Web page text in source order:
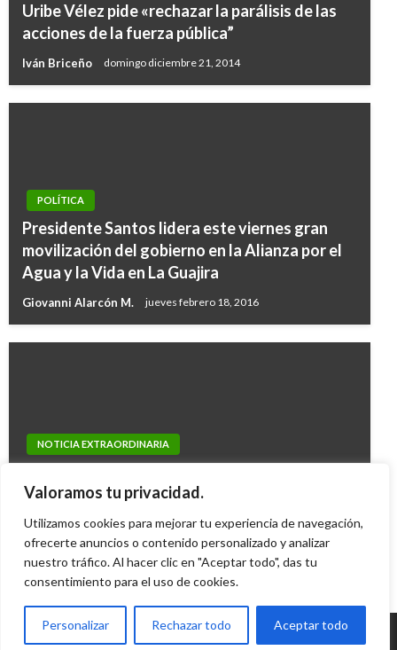
Valoramos tu privacidad.
Utilizamos cookies para mejorar tu experiencia de navegación,
ofrecerte anuncios o contenido personalizado y analizar
nuestro tráfico. Al hacer clic en "Aceptar todo", das tu
consentimiento para el uso de cookies.
Personalizar Rechazar todo Aceptar todo
Uribe Vélez pide «rechazar la parálisis de las
acciones de la fuerza pública”
Iván Briceño domingo diciembre 21, 2014
POLÍTICA
Presidente Santos lidera este viernes gran
movilización del gobierno en la Alianza por el
Agua y la Vida en La Guajira
Giovanni Alarcón M. jueves febrero 18, 2016
NOTICIA EXTRAORDINARIA
con países de Asia Pacífico
Ángela María José Calderón Meza
viernes noviembre 13,
2009